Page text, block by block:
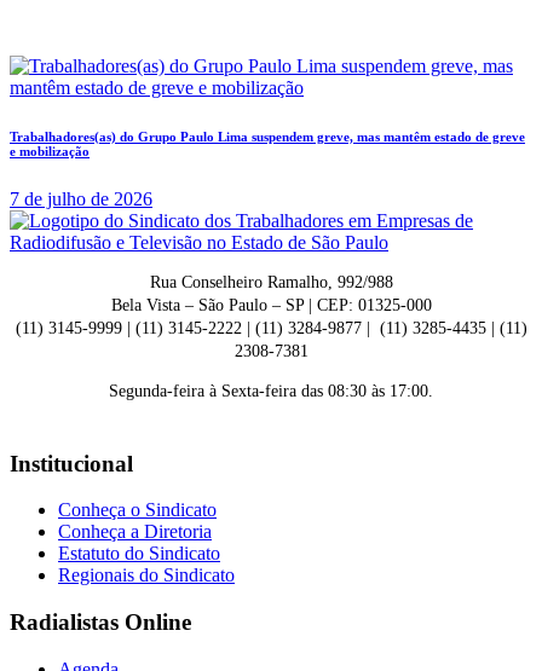
Trabalhadores(as) do Grupo Paulo Lima suspendem greve, mas mantêm estado de greve
e mobilização
7 de julho de 2026
Rua Conselheiro Ramalho, 992/988
Bela Vista – São Paulo – SP | CEP: 01325-000
(11) 3145-9999 | (11) 3145-2222 | (11) 3284-9877 | (11) 3285-4435 | (11)
2308-7381
Segunda-feira à Sexta-feira das 08:30 às 17:00.
Institucional
Conheça o Sindicato
Conheça a Diretoria
Estatuto do Sindicato
Regionais do Sindicato
Radialistas Online